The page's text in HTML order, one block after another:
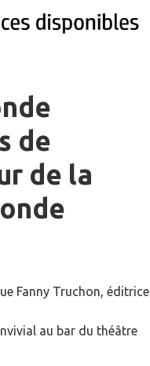
de
de la
Fanny Truchon, éditrice
au bar du théâtre